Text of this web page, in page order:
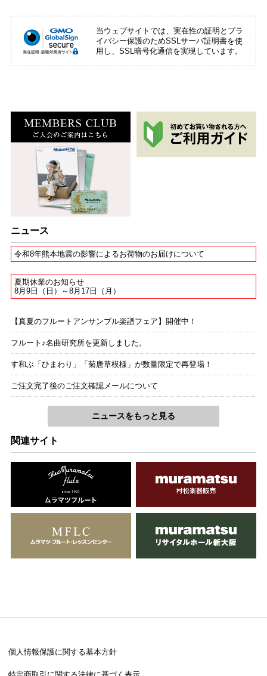
当ウェブサイトでは、実在性の証明とプラ
イバシー保護のためSSLサーバ証明書を使
用し、SSL暗号化通信を実現しています。
ニュース
令和8年熊本地震の影響によるお荷物のお届けについて
夏期休業のお知らせ
8月9日（日）～8月17日（月）
【真夏のフルートアンサンブル楽譜フェア】開催中！
フルート♪名曲研究所を更新しました。
す和ぶ「ひまわり」「菊唐草模様」が数量限定で再登場！
ご注文完了後のご注文確認メールについて
ニュースをもっと見る
関連サイト
個人情報保護に関する基本方針
特定商取引に関する法律に基づく表示